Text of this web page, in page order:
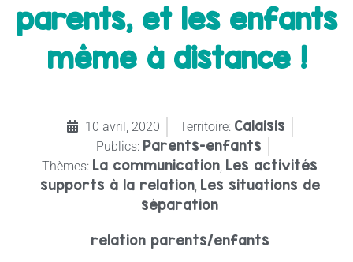
parents, et les enfants
même à distance !
10 avril, 2020 Territoire: Calaisis
Publics: Parents-enfants
Thèmes: La communication Les activités
supports à la relation, Les situations de
séparation
relation parents/enfants